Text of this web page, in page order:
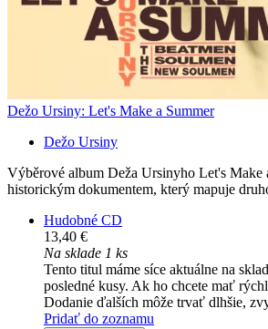
Dežo Ursiny: Let's Make a Summer
Dežo Ursiny
Výběrové album Deža Ursinyho Let's Make
historickým dokumentem, který mapuje
Hudobné CD
13,40 €
Na sklade 1 ks
Tento titul máme síce aktuálne na
posledné kusy. Ak ho chcete mať
Dodanie ďalších môže trvať dlhšie,
Pridať do zoznamu